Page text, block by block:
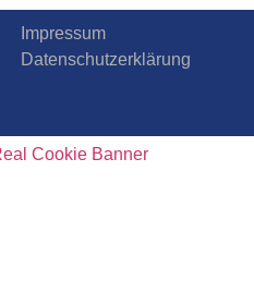
Impressum
Datenschutzerklärung
Cookie Banner